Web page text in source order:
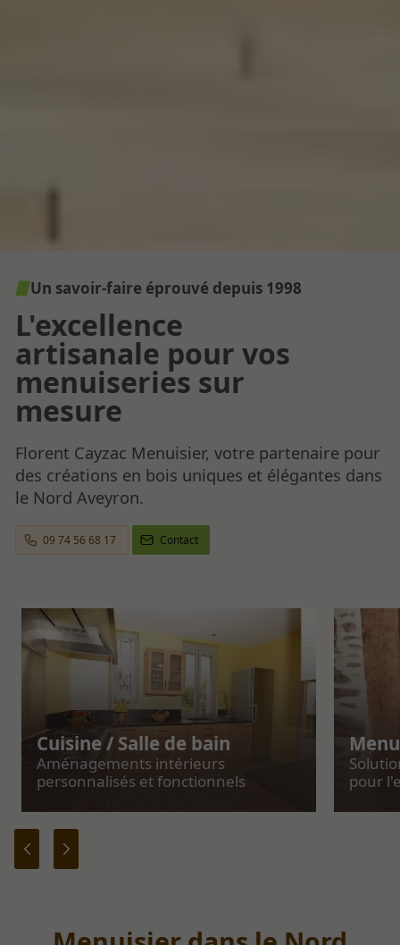
Un savoir-faire éprouvé depuis 1998
L'excellence
artisanale pour vos
menuiseries sur
mesure
Florent Cayzac Menuisier, votre partenaire pour
des créations en bois uniques et élégantes dans
le Nord Aveyron.
09 74 56 68 17 Contact
Cuisine / Salle de bain
Aménagements intérieurs
personnalisés et fonctionnels
pour